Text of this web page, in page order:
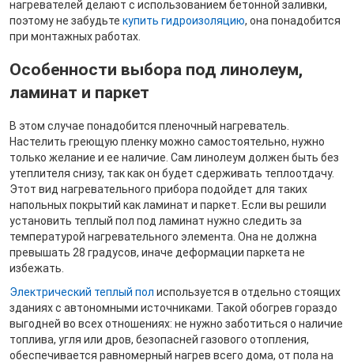
нагревателей делают с использованием бетонной заливки,
поэтому не забудьте купить гидроизоляцию, она понадобится
при монтажных работах.
Особенности выбора под линолеум,
ламинат и паркет
В этом случае понадобится пленочный нагреватель.
Настелить греющую пленку можно самостоятельно, нужно
только желание и ее наличие. Сам линолеум должен быть без
утеплителя снизу, так как он будет сдерживать теплоотдачу.
Этот вид нагревательного прибора подойдет для таких
напольных покрытий как ламинат и паркет. Если вы решили
установить теплый пол под ламинат нужно следить за
температурой нагревательного элемента. Она не должна
превышать 28 градусов, иначе деформации паркета не
избежать.
Электрический теплый пол используется в отдельно стоящих
зданиях с автономными источниками. Такой обогрев гораздо
выгодней во всех отношениях: не нужно заботиться о наличие
топлива, угля или дров, безопасней газового отопления,
обеспечивается равномерный нагрев всего дома, от пола на